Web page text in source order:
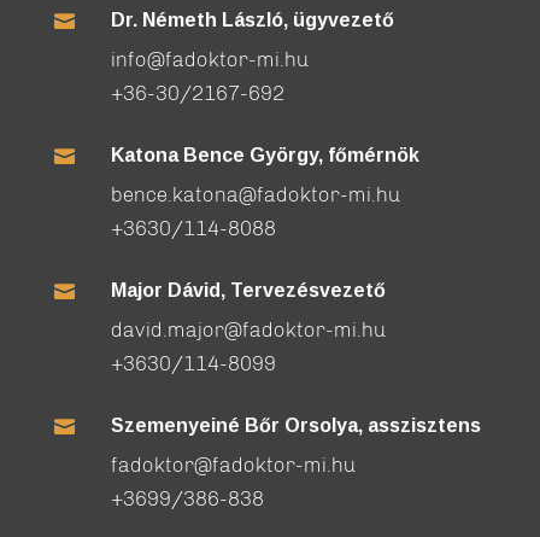
 Dr. Németh László, ügyvezető
info@fadoktor-mi.hu
+36-30/2167-692
 Katona Bence György, főmérnök
bence.katona@fadoktor-mi.hu
+3630/114-8088
 Major Dávid, Tervezésvezető
david.major@fadoktor-mi.hu
+3630/114-8099
 Szemenyeiné Bőr Orsolya, asszisztens
fadoktor@fadoktor-mi.hu
+3699/386-838